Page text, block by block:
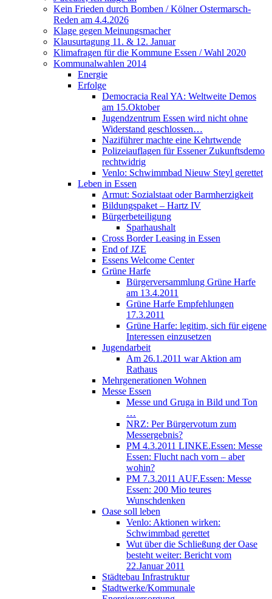
Kein Frieden durch Bomben / Kölner Ostermarsch-
Reden am 4.4.2026
Klage gegen Meinungsmacher
Klausurtagung 11. & 12. Januar
Klimafragen für die Kommune Essen / Wahl 2020
Kommunalwahlen 2014
Energie
Erfolge
Democracia Real YA: Weltweite Demos
am 15.Oktober
Jugendzentrum Essen wird nicht ohne
Widerstand geschlossen…
Naziführer machte eine Kehrtwende
Polizeiauflagen für Essener Zukunftsdemo
rechtwidrig
Venlo: Schwimmbad Nieuw Steyl gerettet
Leben in Essen
Armut: Sozialstaat oder Barmherzigkeit
Bildungspaket – Hartz IV
Bürgerbeteiligung
Sparhaushalt
Cross Border Leasing in Essen
End of JZE
Essens Welcome Center
Grüne Harfe
Bürgerversammlung Grüne Harfe
am 13.4.2011
Grüne Harfe Empfehlungen
17.3.2011
Grüne Harfe: legitim, sich für eigene
Interessen einzusetzen
Jugendarbeit
Am 26.1.2011 war Aktion am
Rathaus
Mehrgenerationen Wohnen
Messe Essen
Messe und Gruga in Bild und Ton
…
NRZ: Per Bürgervotum zum
Messergebnis?
PM 4.3.2011 LINKE.Essen: Messe
Essen: Flucht nach vorn – aber
wohin?
PM 7.3.2011 AUF.Essen: Messe
Essen: 200 Mio teures
Wunschdenken
Oase soll leben
Venlo: Aktionen wirken:
Schwimmbad gerettet
Wut über die Schließung der Oase
besteht weiter: Bericht vom
22.Januar 2011
Städtebau Infrastruktur
Stadtwerke/Kommunale